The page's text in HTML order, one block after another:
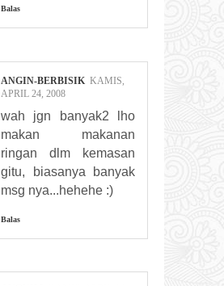
Balas
ANGIN-BERBISIK KAMIS,
APRIL 24, 2008
wah jgn banyak2 lho
makan makanan
ringan dlm kemasan
gitu, biasanya banyak
msg nya...hehehe :)
Balas